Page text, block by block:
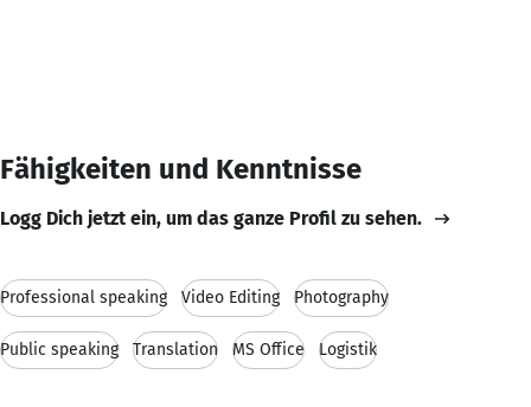
Fähigkeiten und Kenntnisse
Logg Dich jetzt ein, um das ganze Profil zu sehen.
Professional speaking Video Editing Photography
Public speaking Translation MS Office Logistik